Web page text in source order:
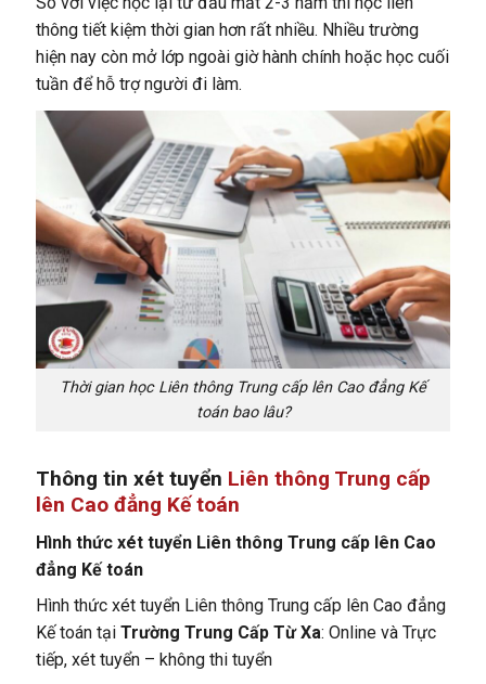
thông tiết kiệm thời gian hơn rất nhiều. Nhiều trường
hiện nay còn mở lớp ngoài giờ hành chính hoặc học cuối
tuần để hỗ trợ người đi làm.
Thời gian học Liên thông Trung cấp lên Cao đẳng Kế
toán bao lâu?
Thông tin xét tuyển Liên thông Trung cấp
lên Cao đẳng Kế toán
Hình thức xét tuyển Liên thông Trung cấp lên Cao
đẳng Kế toán
Hình thức xét tuyển Liên thông Trung cấp lên Cao đẳng
Kế toán tại Trường Trung Cấp Từ Xa: Online và Trực
tiếp, xét tuyển – không thi tuyển